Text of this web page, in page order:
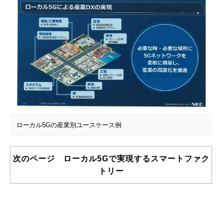
ローカル5Gの産業別ユースケース例
次のページ ローカル5Gで実現するスマートファク
トリー